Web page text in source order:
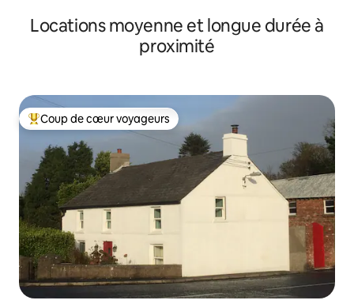
Locations moyenne et longue durée à
proximité
Coups de cœur voyageurs les plus appréciés
Coup de cœur voyageurs